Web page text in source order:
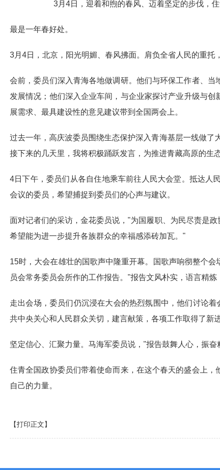
3月4日，迎着和煦的春风、迈着坚定的步伐，
最是一年春好处。
3月4日，北京，阳光明媚、春风拂面。肩负全省人民的重
会前，委员们深入青海各地做调研。他们与环保工作者、
发展情况；他们深入企业车间，与企业家探讨产业升级与
展需求、最具建设性的意见建议带到全国两会上。
过去一年，高庆波委员围绕生态保护深入青海基层一线做
接下来的几天里，我将积极踊跃发言，为推进青藏高原的生
4日下午，委员们从各自住地乘车前往人民大会堂。抵达人
会议的委员，希望捕捉到委员们的心声与建议。
面对记者们的采访，金花委员说，"为国履职、为民尽责是
希望能为进一步提升各族群众的幸福感添砖加瓦。"
15时，大会在雄壮的国歌声中隆重开幕。国歌声响彻整个
员会常务委员会所作的工作报告。"报告文风朴实，语言精
走出会场，委员们仍沉浸在大会的热烈氛围中，他们讨论
共中央关心和人民群众关切，建言献策，各项工作取得了新
坚定信心、汇聚力量。马海军委员说，"报告鼓舞人心，振
住青全国政协委员们带着使命而来，在这个春天的盛会上
自己的力量。
【打印正文】